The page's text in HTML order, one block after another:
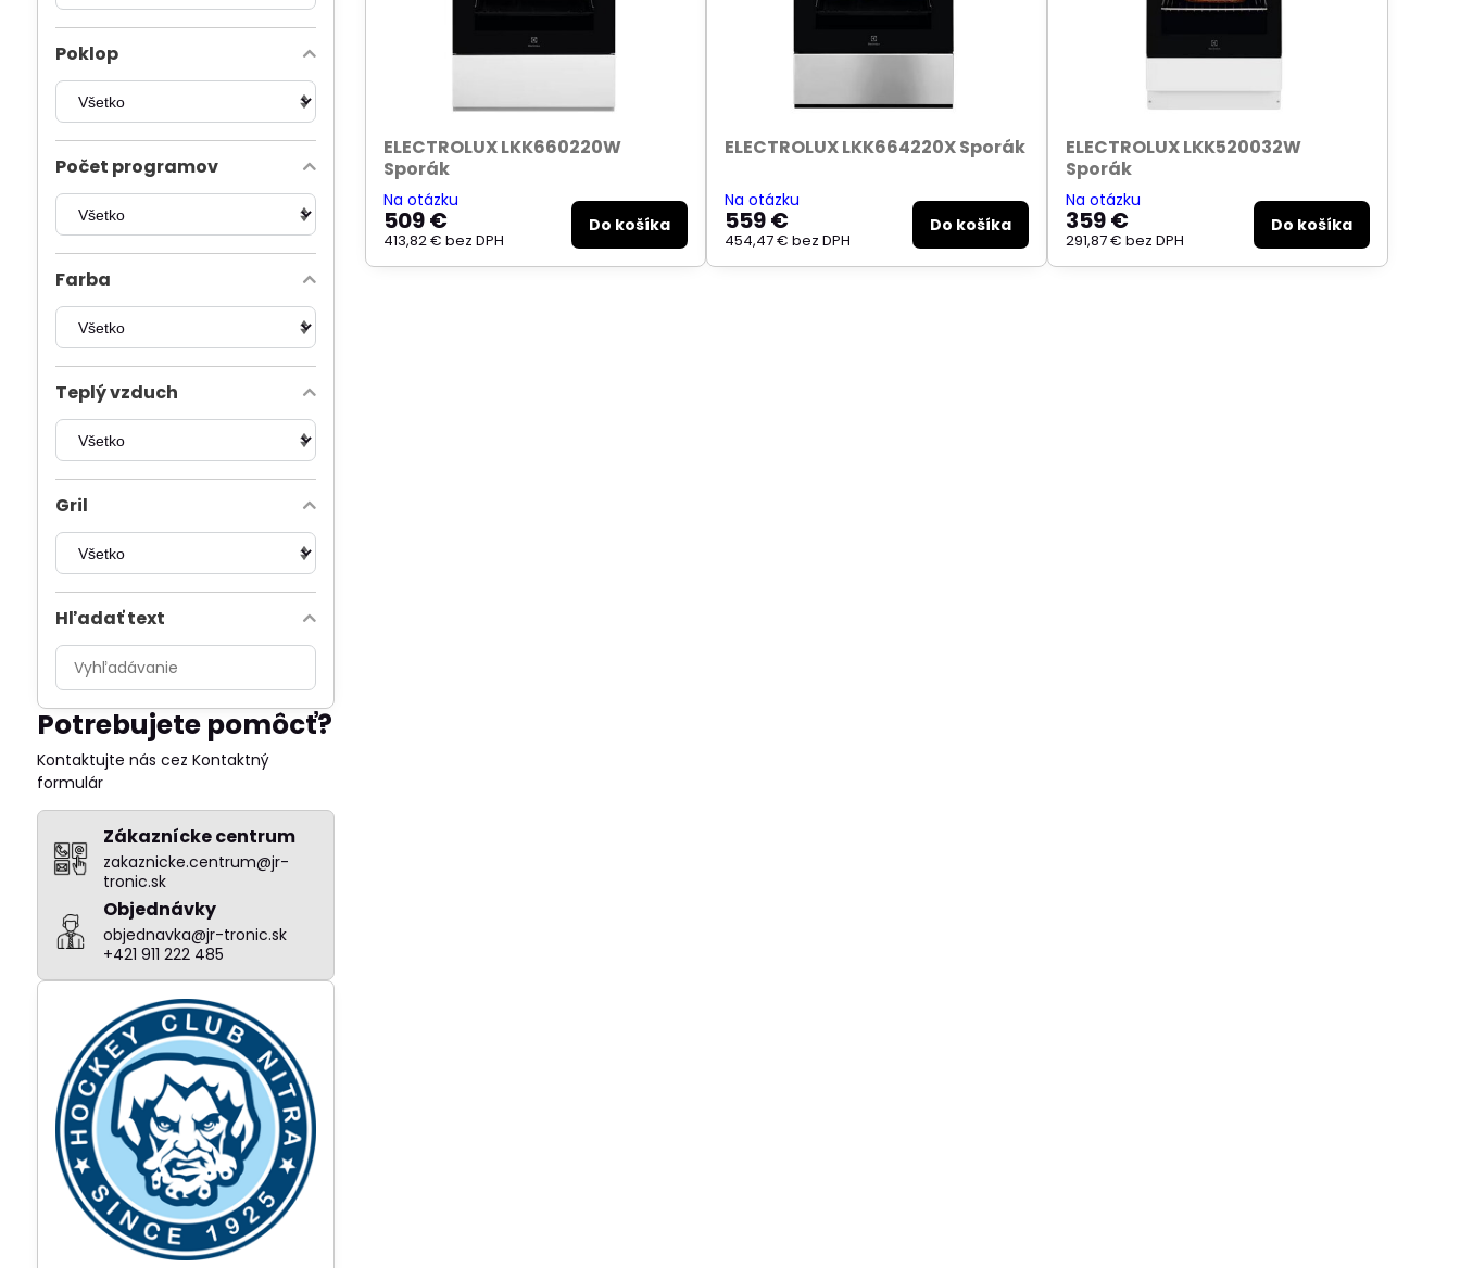
ELECTROLUX LKK660220W
Sporák
Na otázku
509 €
413,82 €bez DPH
Do košíka
ELECTROLUX LKK664220X Sporák
Na otázku
559 €
454,47 €bez DPH
Do košíka
ELECTROLUX LKK520032W
Sporák
Na otázku
359 €
291,87 €bez DPH
Do košíka
Poklop
Počet programov
Farba
Teplý vzduch
Gril
Hľadať text
Prehľadať
výsledky
filtra
fulltextom
Potrebujete pomôcť?
Kontaktujte nás cez Kontaktný
formulár
Zákaznícke centrum
zakaznicke.centrum@jr-
tronic.sk
Objednávky
objednavka@jr-tronic.sk
+421 911 222 485